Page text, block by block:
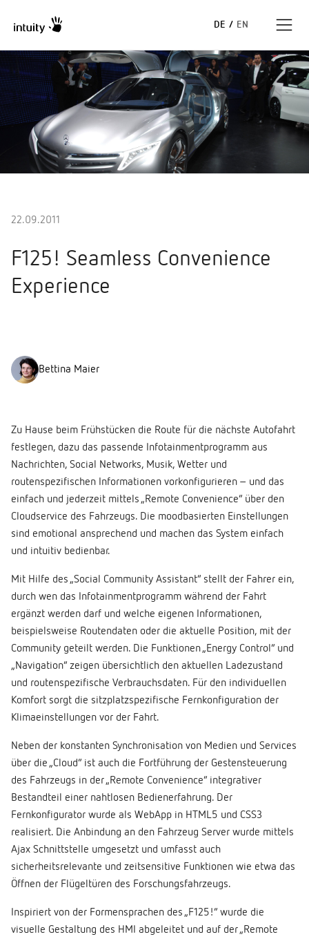
DE / EN
Expertise
Erfolgsgeschichten
Insights
22.09.2011
F125! Seamless Convenience
Experience
Bettina Maier
Zu Hause beim Frühstücken die Route für die nächste Autofahrt
festlegen, dazu das passende Infotainmentprogramm aus
Nachrichten, Social Networks, Musik, Wetter und
routenspezifischen Informationen vorkonfigurieren – und das
einfach und jederzeit mittels „Remote Convenience“ über den
Cloudservice des Fahrzeugs. Die moodbasierten Einstellungen
sind emotional ansprechend und machen das System einfach
und intuitiv bedienbar.
Mit Hilfe des „Social Community Assistant“ stellt der Fahrer ein,
durch wen das Infotainmentprogramm während der Fahrt
ergänzt werden darf und welche eigenen Informationen,
beispielsweise Routendaten oder die aktuelle Position, mit der
Community geteilt werden. Die Funktionen „Energy Control“ und
„Navigation“ zeigen übersichtlich den aktuellen Ladezustand
und routenspezifische Verbrauchsdaten. Für den individuellen
Komfort sorgt die sitzplatzspezifische Fernkonfiguration der
Klimaeinstellungen vor der Fahrt.
Neben der konstanten Synchronisation von Medien und Services
über die „Cloud“ ist auch die Fortführung der Gestensteuerung
des Fahrzeugs in der „Remote Convenience“ integrativer
Bestandteil einer nahtlosen Bedienerfahrung. Der
Fernkonfigurator wurde als WebApp in HTML5 und CSS3
realisiert. Die Anbindung an den Fahrzeug Server wurde mittels
Ajax Schnittstelle umgesetzt und umfasst auch
sicherheitsrelevante und zeitsensitive Funktionen wie etwa das
Öffnen der Flügeltüren des Forschungsfahrzeugs.
Inspiriert von der Formensprachen des „F125!“ wurde die
visuelle Gestaltung des HMI abgeleitet und auf der „Remote